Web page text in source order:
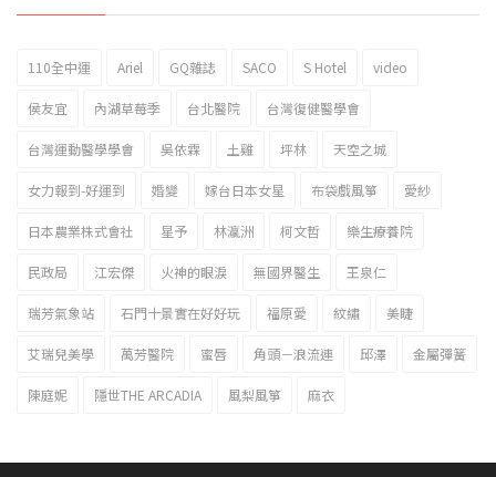
2023新北市北海岸國際風箏節「風在石起」霸氣回歸
110全中運 Ariel GQ雜誌 SACO S Hotel video
侯友宜 內湖草莓季 台北醫院 台灣復健醫學會
台灣運動醫學學會 吳依霖 土雞 坪林 天空之城
女力報到-好運到 婚變 嫁台日本女星 布袋戲風箏 愛紗
日本農業株式會社 星予 林瀛洲 柯文哲 樂生療養院
民政局 江宏傑 火神的眼淚 無國界醫生 王泉仁
瑞芳氣象站 石門十景實在好好玩 福原愛 紋繡 美睫
艾瑞兒美學 萬芳醫院 蜜唇 角頭－浪流連 邱澤 金屬彈簧
陳庭妮 隱世THE ARCADIA 風梨風箏 麻衣